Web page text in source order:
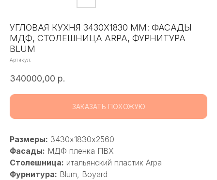
УГЛОВАЯ КУХНЯ 3430Х1830 ММ: ФАСАДЫ
МДФ, СТОЛЕШНИЦА ARPA, ФУРНИТУРА
BLUM
Артикул:
340000,00 р.
ЗАКАЗАТЬ ПОХОЖУЮ
Размеры: 3430х1830х2560
Фасады: МДФ пленка ПВХ
Столешница: итальянский пластик Arpa
Фурнитура: Blum, Boyard